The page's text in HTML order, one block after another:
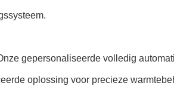
gepersonaliseerde volledig
oplossing voor precieze